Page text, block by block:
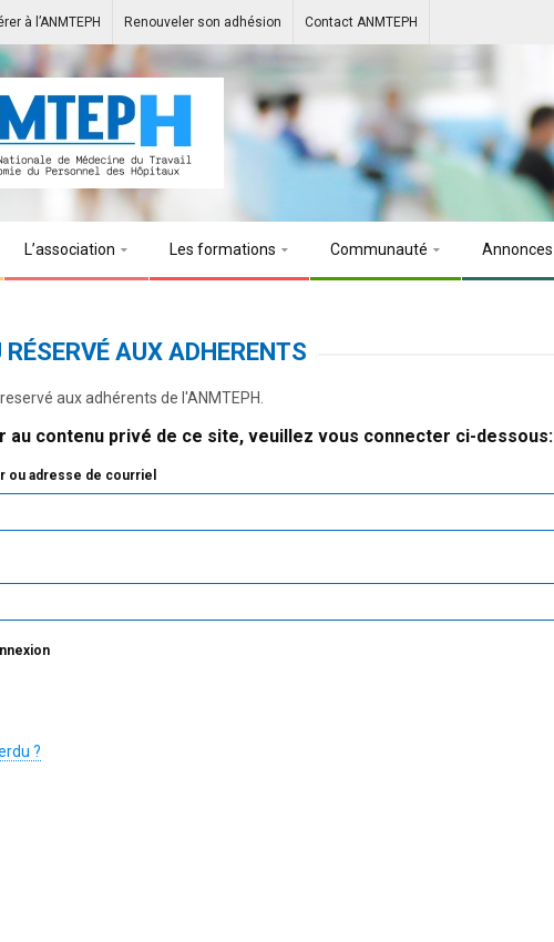
à l’ANMTEPH Renouveler son adhésion Contact ANMTEPH
L’association Les formations Communauté Annonces
RÉSERVÉ AUX ADHERENTS
aux adhérents de l'ANMTEPH.
au contenu privé de ce site, veuillez vous connecter ci-dessous:
ou adresse de courriel
?